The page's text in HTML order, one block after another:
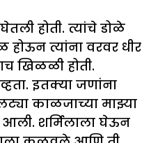
होती. त्यांचे डोळे
त्यांना वरवर धीर
खिळळी होती.
इतक्या जणांना
काळजाच्या माझ्या
शर्मिलाला घेऊन